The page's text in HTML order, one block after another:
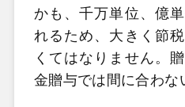
かも、千万単位、億
れるため、大きく節
くてはなりません。
金贈与では間に合わな